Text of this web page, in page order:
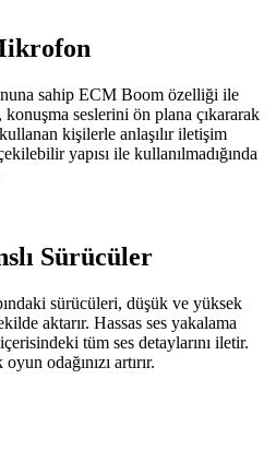
sahip ECM Boom özelliği ile
seslerini ön plana çıkararak
kişilerle anlaşılır iletişim
yapısı ile kullanılmadığında
Sürücüler
sürücüleri, düşük ve yüksek
aktarır. Hassas ses yakalama
tüm ses detaylarını iletir.
odağınızı artırır.